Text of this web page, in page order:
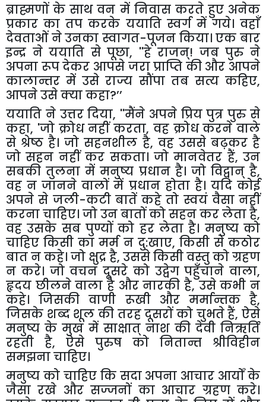
ब्राह्मणों के साथ वन में निवास करते हुए अनेक
प्रकार का तप करके ययाति स्वर्ग में गये। वहाँ
देवताओं ने उनका स्वागत-पूजन किया। एक बार
इन्द्र ने ययाति से पूछा, ''हे राजन्! जब पुरु ने
अपना रूप देकर आपसे जरा प्राप्ति की और आपने
कालान्तर में उसे राज्य सौंपा तब सत्य कहिए,
आपने उसे क्या कहा?’’
ययाति ने उत्तर दिया, ''मैंने अपने प्रिय पुत्र पुरु से
कहा, 'जो क्रोध नहीं करता, वह क्रोध करने वाले
से श्रेष्ठ है। जो सहनशील है, वह उससे बढ़कर है
जो सहन नहीं कर सकता। जो मानवेतर हैं, उन
सबकी तुलना में मनुष्य प्रधान है। जो विद्वान् है,
वह न जानने वालों में प्रधान होता है। यदि कोई
अपने से जली-कटी बातें कहे तो स्वयं वैसा नहीं
करना चाहिए। जो उन बातों को सहन कर लेता है,
वह उसके सब पुण्यों को हर लेता है। मनुष्य को
चाहिए किसी का मर्म न दु:खाए, किसी से कठोर
बात न कहे। जो क्षुद्र है, उससे किसी वस्तु को ग्रहण
न करे। जो वचन दूसरे को उद्वेग पहुँचाने वाला,
हृदय छीलने वाला है और नारकी है,उसे कभी न
कहे। जिसकी वाणी रूखी और मर्मान्तक है,
जिसके शब्द शूल की तरह दूसरों को चुभते हैं,ऐसे
मनुष्य के मुख में साक्षात् नाश की देवी निऋर्ति
रहती है, ऐसे पुरुष को नितान्त श्रीविहीन
समझना चाहिए।
मनुष्य को चाहिए कि सदा अपना आचार आर्यों के
जैसा रखे और सज्जनों का आचार ग्रहण करे।